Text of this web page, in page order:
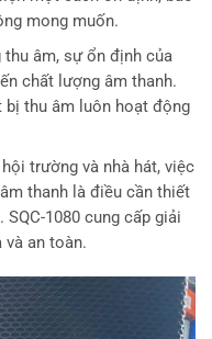
mong muốn.
âm, sự ổn định của
chất lượng âm thanh.
bị thu âm luôn hoạt động
trường và nhà hát, việc
thanh là điều cần thiết
1080 cung cấp giải
và an toàn.